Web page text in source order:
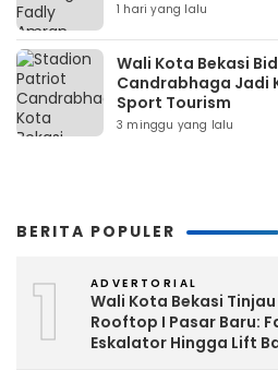
1 hari yang lalu
Wali Kota Bekasi
Candrabhaga Jadi
Sport Tourism
3 minggu yang lalu
BERITA POPULER
1 ADVERTORIAL
Wali Kota Bekasi
Rooftop I Pasar Baru:
Eskalator Hingga Lift